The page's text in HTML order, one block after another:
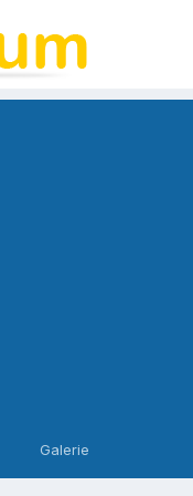
Galerie